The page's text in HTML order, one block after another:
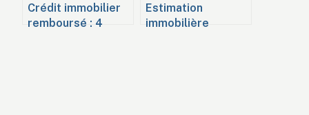
Crédit immobilier
remboursé : 4
Estimation
immobilière